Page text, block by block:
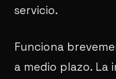
servicio.
Funciona
a medio plazo. La